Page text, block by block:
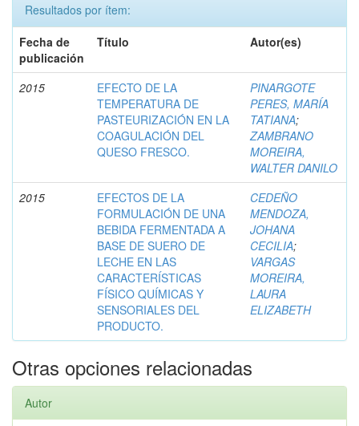
Resultados por ítem:
Fecha de
publicación
Título Autor(es)
2015
EFECTO DE LA
TEMPERATURA DE
PASTEURIZACIÓN EN LA
COAGULACIÓN DEL
QUESO FRESCO.
PINARGOTE
PERES, MARÍA
TATIANA;
ZAMBRANO
MOREIRA,
WALTER DANILO
2015
EFECTOS DE LA
FORMULACIÓN DE UNA
BEBIDA FERMENTADA A
BASE DE SUERO DE
LECHE EN LAS
CARACTERÍSTICAS
FÍSICO QUÍMICAS Y
SENSORIALES DEL
PRODUCTO.
CEDEÑO
MENDOZA,
JOHANA
CECILIA;
VARGAS
MOREIRA,
LAURA
ELIZABETH
Otras opciones relacionadas
Autor